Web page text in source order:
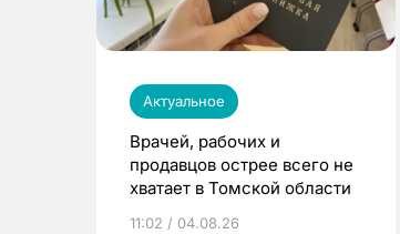
Актуальное
Врачей, рабочих и
продавцов острее всего не
хватает в Томской области
11:02 / 04.08.26